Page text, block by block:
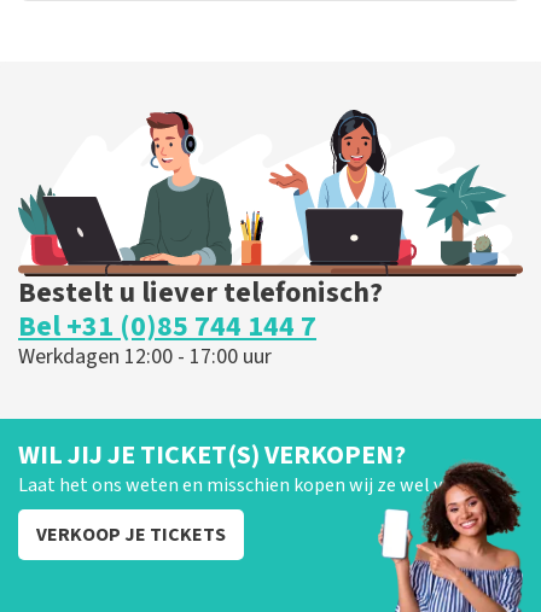
Bestelt u liever telefonisch?
Bel +31 (0)85 744 144 7
Werkdagen 12:00 - 17:00 uur
WIL JIJ JE TICKET(S) VERKOPEN?
Laat het ons weten en misschien kopen wij ze wel van je!
VERKOOP JE TICKETS